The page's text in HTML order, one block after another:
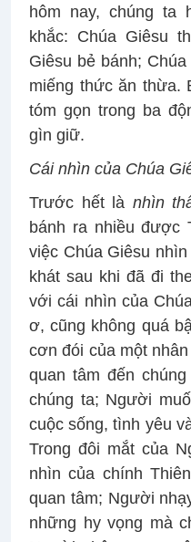
hôm nay, chúng ta
khắc: Chúa Giêsu
Giêsu bẻ bánh;
miếng thức ăn thừa.
tóm gọn trong ba
gìn giữ.
Cái nhìn của Chúa
Trước hết là nhìn
bánh ra nhiều được
việc Chúa Giêsu
khát sau khi đã đi
với cái nhìn của
ơ, cũng không quá
cơn đói của một
quan tâm đến
chúng ta; Người
cuộc sống, tình yêu
Trong đôi mắt của
nhìn của chính
quan tâm; Người
những hy vọng mà